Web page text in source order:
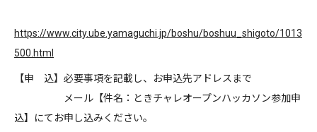
https://www.city.ube.yamaguchi.jp/boshu/boshuu_shigoto/1013
500.html
【申 込】必要事項を記載し、お申込先アドレスまで
メール【件名：ときチャレオープンハッカソン参加申
込】にてお申し込みください。